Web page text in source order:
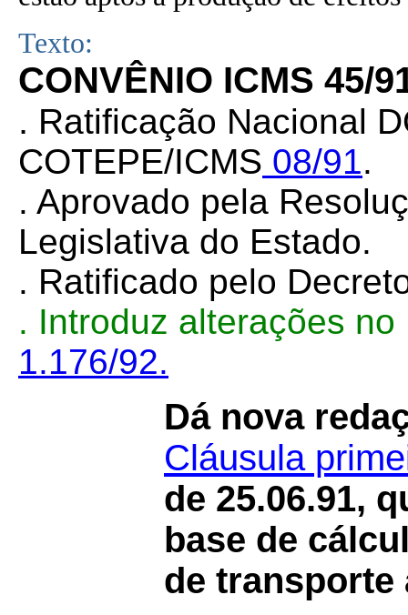
Texto:
CONVÊNIO ICMS 45/
. Ratificação Nacional
COTEPE/ICMS 08/91.
. Aprovado pela
Legislativa do Estado.
. Ratificado pelo
. Introduz alterações no
1.176/92.
Dá nova
Cláusula
de 25.06.91,
base de
de transporte